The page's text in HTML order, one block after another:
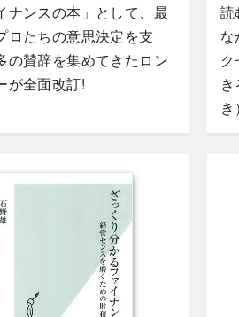
ナンスの本」として、最
ロたちの意思決定を支
の賛辞を集めてきたロン
が全面改訂!
読
き）